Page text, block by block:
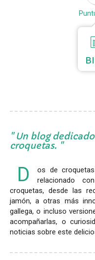
Un blog
croquetas.
D
os de
relacionado
croquetas, desde las
jamón, a otras más
gallega, o incluso
acompañarlas, o
noticias sobre este